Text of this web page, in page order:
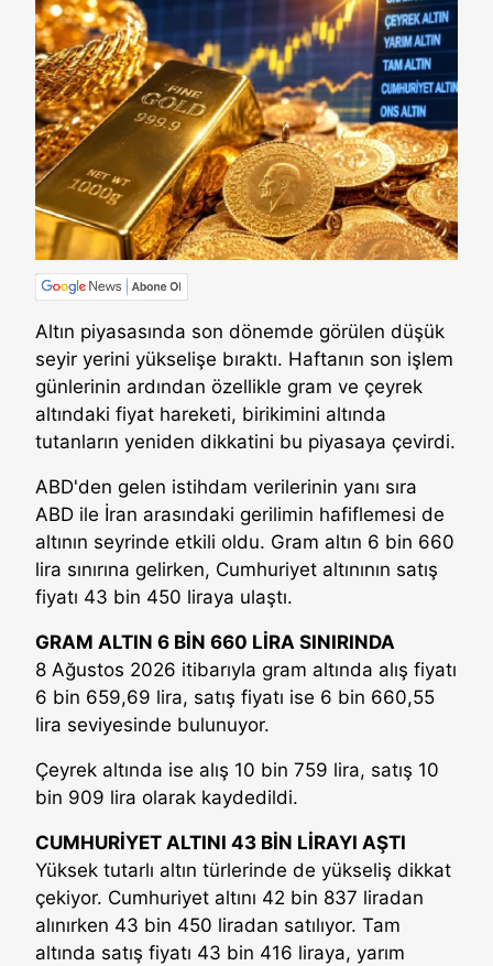
Altın piyasasında son dönemde görülen düşük
seyir yerini yükselişe bıraktı. Haftanın son işlem
günlerinin ardından özellikle gram ve çeyrek
altındaki fiyat hareketi, birikimini altında
tutanların yeniden dikkatini bu piyasaya çevirdi.
ABD'den gelen istihdam verilerinin yanı sıra
ABD ile İran arasındaki gerilimin hafiflemesi de
altının seyrinde etkili oldu. Gram altın 6 bin 660
lira sınırına gelirken, Cumhuriyet altınının satış
fiyatı 43 bin 450 liraya ulaştı.
GRAM ALTIN 6 BİN 660 LİRA SINIRINDA
8 Ağustos 2026 itibarıyla gram altında alış fiyatı
6 bin 659,69 lira, satış fiyatı ise 6 bin 660,55
lira seviyesinde bulunuyor.
Çeyrek altında ise alış 10 bin 759 lira, satış 10
bin 909 lira olarak kaydedildi.
CUMHURİYET ALTINI 43 BİN LİRAYI AŞTI
Yüksek tutarlı altın türlerinde de yükseliş dikkat
çekiyor. Cumhuriyet altını 42 bin 837 liradan
alınırken 43 bin 450 liradan satılıyor. Tam
altında satış fiyatı 43 bin 416 liraya, yarım